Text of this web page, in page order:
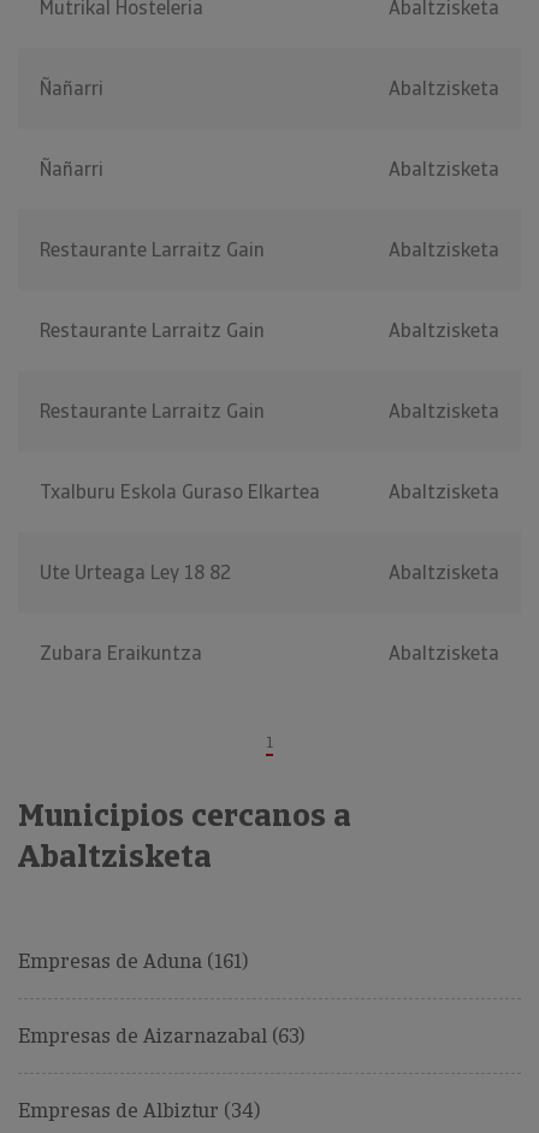
Mutrikal Hosteleria Abaltzisketa
Ñañarri Abaltzisketa
Ñañarri Abaltzisketa
Restaurante Larraitz Gain Abaltzisketa
Restaurante Larraitz Gain Abaltzisketa
Restaurante Larraitz Gain Abaltzisketa
Txalburu Eskola Guraso Elkartea Abaltzisketa
Ute Urteaga Ley 18 82 Abaltzisketa
Zubara Eraikuntza Abaltzisketa
1
Municipios cercanos a
Abaltzisketa
Empresas de Aduna (161)
Empresas de Aizarnazabal (63)
Empresas de Albiztur (34)